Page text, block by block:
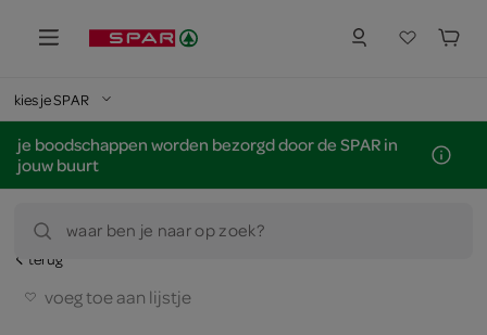
kies je SPAR
je boodschappen worden bezorgd door de SPAR in
jouw buurt
waar ben je naar op zoek?
terug
voeg toe aan lijstje